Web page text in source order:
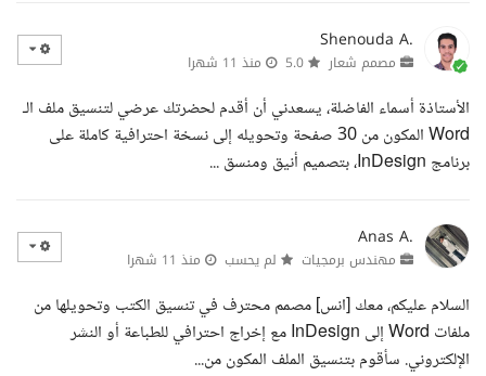
Shenouda A.
مصمم شعار منذ 11 شهرا
الأستاذة أسماء الفاضلة، يسعدني أن أقدم لحضرتك عرضي لتنسيق ملف الـ
Word المكون من 30 صفحة وتحويله إلى نسخة احترافية كاملة على
برنامج InDesign، بتصميم أنيق ومنسق ...
Anas A.
مهندس برمجيات لم يحسب منذ 11 شهرا
السلام عليكم، معك [انس] مصمم محترف في تنسيق الكتب وتحويلها من
ملفات Word إلى InDesign مع إخراج احترافي للطباعة أو النشر
الإلكتروني. سأقوم بتنسيق الملف المكون من...